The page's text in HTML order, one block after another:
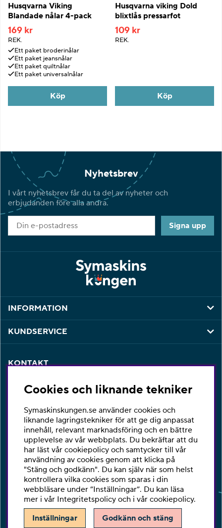
Husqvarna Viking
Blandade nålar 4-pack
169 kr
REK.
Ett paket broderinålar
Ett paket jeansnålar
Ett paket quiltnålar
Ett paket universalnålar
Köp
Husqvarna viking Dold
blixtlås pressarfot
109 kr
REK.
Köp
Nyhetsbrev
I vårt nyhetsbrev får du ta del av nyheter och
erbjudanden före alla andra.
Signa upp
INFORMATION
KUNDSERVICE
KONTAKT
beställning så är du varmt välkommen att kontakta vår
Telefon:010-2518270
E-post:kontakta@symaskinskungen.se
Ångra köp
Cookies och liknande tekniker
Symaskinskungen.se använder cookies och
liknande lagringstekniker för att ge dig anpassat
innehåll, relevant marknadsföring och en bättre
upplevelse av vår webbplats. Du bekräftar att du
har läst vår cookiepolicy och samtycker till vår
användning av cookies genom att klicka på
"Stäng och godkänn". Du kan själv när som helst
kontrollera vilka cookies som sparas i din
webbläsare under ”Inställningar”. Du kan läsa
mer i vår Integritetspolicy och i vår cookiepolicy.
Inställningar
Godkänn och stäng